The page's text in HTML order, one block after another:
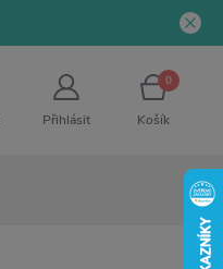
Přihlásit
0
Košík